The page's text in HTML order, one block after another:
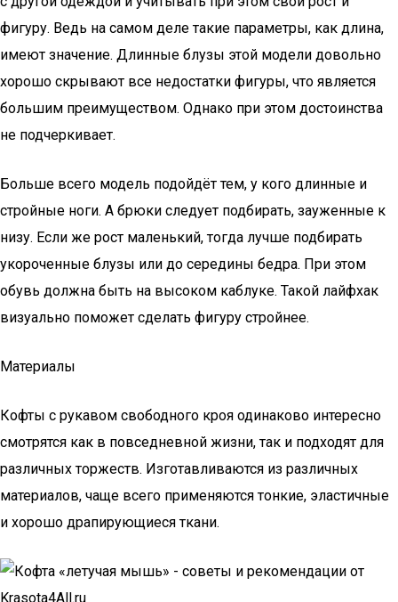
фигуру. Ведь на самом деле такие параметры, как длина,
имеют значение. Длинные блузы этой модели довольно
хорошо скрывают все недостатки фигуры, что является
большим преимуществом. Однако при этом достоинства
не подчеркивает.
Больше всего модель подойдёт тем, у кого длинные и
стройные ноги. А брюки следует подбирать, зауженные к
низу. Если же рост маленький, тогда лучше подбирать
укороченные блузы или до середины бедра. При этом
обувь должна быть на высоком каблуке. Такой лайфхак
визуально поможет сделать фигуру стройнее.
Материалы
Кофты с рукавом свободного кроя одинаково интересно
смотрятся как в повседневной жизни, так и подходят для
различных торжеств. Изготавливаются из различных
материалов, чаще всего применяются тонкие, эластичные
и хорошо драпирующиеся ткани.